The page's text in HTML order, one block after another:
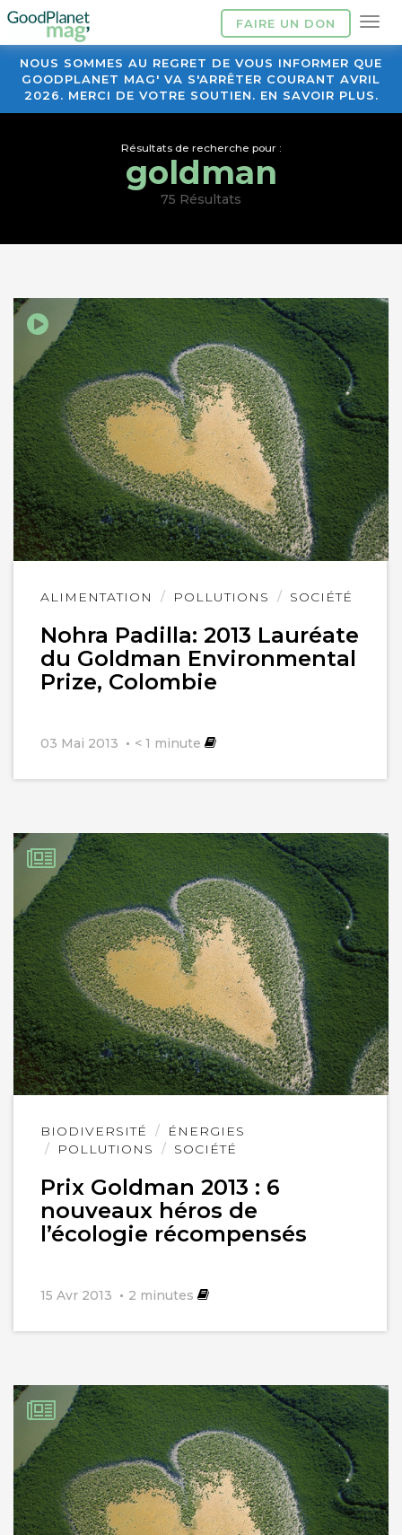
FAIRE UN DON
NOUS SOMMES AU REGRET DE VOUS INFORMER QUE
GOODPLANET MAG' VA S'ARRÊTER COURANT AVRIL
2026. MERCI DE VOTRE SOUTIEN. EN SAVOIR PLUS.
Résultats de recherche pour :
goldman
75 Résultats
ALIMENTATION POLLUTIONS SOCIÉTÉ
Nohra Padilla: 2013 Lauréate
du Goldman Environmental
Prize, Colombie
03 Mai 2013 < 1 minute
Lire
BIODIVERSITÉ
ÉNERGIES
POLLUTIONS
SOCIÉTÉ
Prix Goldman 2013 : 6
nouveaux héros de
l’écologie récompensés
15 Avr 2013 2 minutes
Lire
l'article